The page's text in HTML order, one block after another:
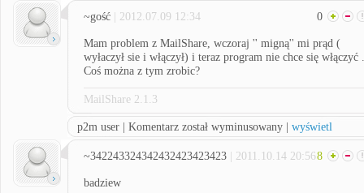
~gość | 2012.07.09 12:34 0
Mam problem z MailShare, wczoraj '' migną'' mi prąd (
wyłaczył sie i włączył) i teraz program nie chce się włączyć .
Coś można z tym zrobic?
MailShare 2.1.3
p2m user | Komentarz został wyminusowany | wyświetl
~342243324342432423423423 | 2011.10.14 20:568
badziew